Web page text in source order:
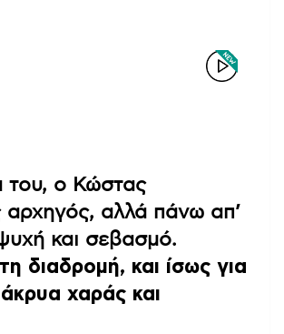
του, ο Κώστας
αρχηγός, αλλά πάνω απ’
και σεβασμό.
διαδρομή, και ίσως για
χαράς και